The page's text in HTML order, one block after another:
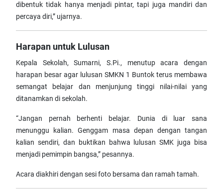
dibentuk tidak hanya menjadi pintar, tapi juga mandiri dan
percaya diri,” ujarnya.
Harapan untuk Lulusan
Kepala Sekolah, Sumarni, S.Pi., menutup acara dengan
harapan besar agar lulusan SMKN 1 Buntok terus membawa
semangat belajar dan menjunjung tinggi nilai-nilai yang
ditanamkan di sekolah.
“Jangan pernah berhenti belajar. Dunia di luar sana
menunggu kalian. Genggam masa depan dengan tangan
kalian sendiri, dan buktikan bahwa lulusan SMK juga bisa
menjadi pemimpin bangsa,” pesannya.
Acara diakhiri dengan sesi foto bersama dan ramah tamah.